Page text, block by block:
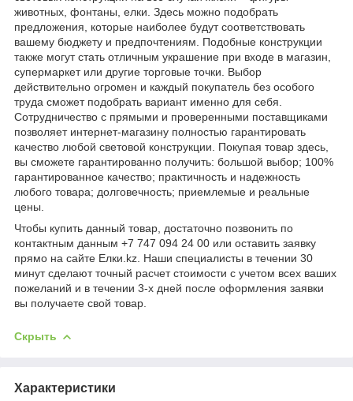
животных, фонтаны, елки. Здесь можно подобрать
предложения, которые наиболее будут соответствовать
вашему бюджету и предпочтениям. Подобные конструкции
также могут стать отличным украшение при входе в магазин,
супермаркет или другие торговые точки. Выбор
действительно огромен и каждый покупатель без особого
труда сможет подобрать вариант именно для себя.
Сотрудничество с прямыми и проверенными поставщиками
позволяет интернет-магазину полностью гарантировать
качество любой световой конструкции. Покупая товар здесь,
вы сможете гарантированно получить: большой выбор; 100%
гарантированное качество; практичность и надежность
любого товара; долговечность; приемлемые и реальные
цены.
Чтобы купить данный товар, достаточно позвонить по
контактным данным +7 747 094 24 00 или оставить заявку
прямо на сайте Елки.kz. Наши специалисты в течении 30
минут сделают точный расчет стоимости с учетом всех ваших
пожеланий и в течении 3-х дней после оформления заявки
вы получаете свой товар.
Скрыть
Характеристики